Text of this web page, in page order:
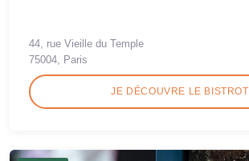
44, rue Vieille du Temple
75004, Paris
JE DÉCOUVRE LE BISTROT